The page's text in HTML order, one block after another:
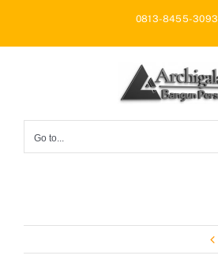
0813-8455-3093
Go to...